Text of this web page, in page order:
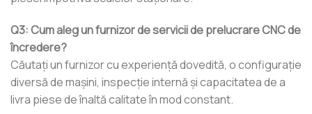
Q3: Cum aleg un furnizor de servicii de prelucrare CNC de
încredere?
Căutați un furnizor cu experiență dovedită, o configurație
diversă de mașini, inspecție internă și capacitatea de a
livra piese de înaltă calitate în mod constant.